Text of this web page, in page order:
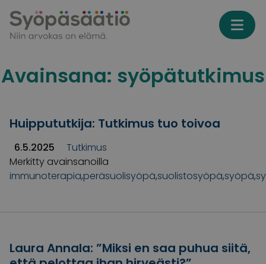
Avainsana: syöpätutkimus
Huippututkija: Tutkimus tuo toivoa
6.5.2025
Tutkimus
Merkitty avainsanoilla
immunoterapia,peräsuolisyöpä,suolistosyöpä,syöpä,
Laura Annala: ”Miksi en saa puhua siitä,